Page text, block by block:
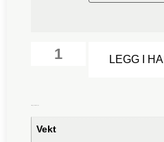
LEGG I
Vekt